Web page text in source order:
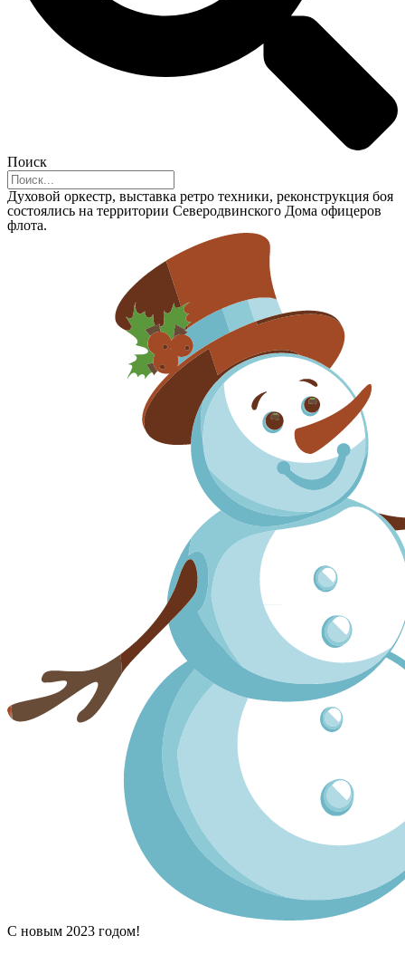
Поиск
Духовой оркестр, выставка ретро техники, реконструкция боя
состоялись на территории Северодвинского Дома офицеров
флота.
С новым 2023 годом!